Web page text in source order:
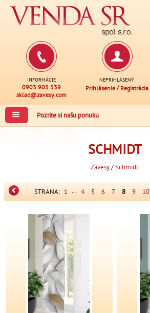
INFORMÁCIE
0903 905 339
sklad@zavesy.com
NEPRIHLÁSENÝ
Prihlásenie/ Registrácia
Pozrite si našu ponuku
SCHMIDT
Závesy /Schmidt
STRANA: 1 ... 4 5 6 7 8 9 10